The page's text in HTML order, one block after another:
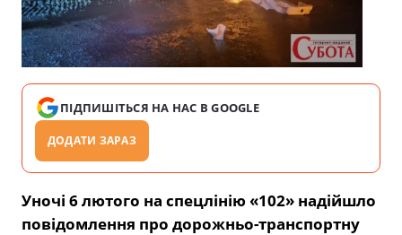
ПІДПИШІТЬСЯ НА НАС В GOOGLE
ДОДАТИ ЗАРАЗ
Уночі 6 лютого на спецлінію «102» надійшло
повідомлення про дорожньо-транспортну